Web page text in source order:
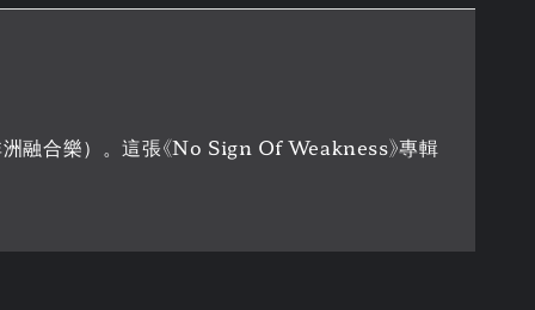
合樂）。這張《No Sign Of Weakness》專輯